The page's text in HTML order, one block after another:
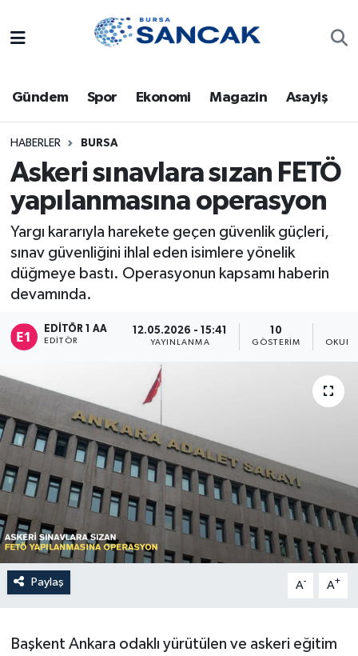
Gündem Spor Ekonomi Magazin Asayiş
HABERLER BURSA
Askeri sınavlara sızan FETÖ
yapılanmasına operasyon
Yargı kararıyla harekete geçen güvenlik güçleri,
sınav güvenliğini ihlal eden isimlere yönelik
düğmeye bastı. Operasyonun kapsamı haberin
devamında.
EDITÖR 1 AA
EDITÖR
12.05.2026 - 15:41
YAYINLANMA
10
GÖSTERIM
Paylaş A- A+
Başkent Ankara odaklı yürütülen ve askeri eğitim
Bursa
Dünya
Eğitim
Ekonomi
Genel
Magazin
Sağlık
Siyaset
Türkiye
Trafik Durumu
Süper Lig Puan Durumu ve Fikstür
Tüm Manşetler
Son Dakika Haberleri
Haber Arşivi